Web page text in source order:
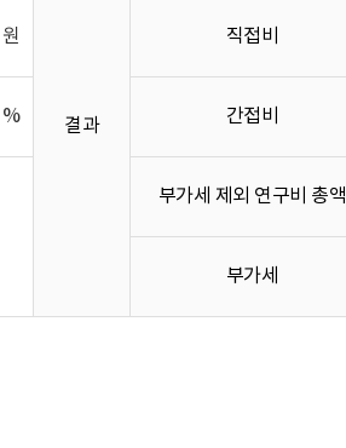
결과
원 직접비
% 간접비
부가세 제외 연구비 총액
부가세